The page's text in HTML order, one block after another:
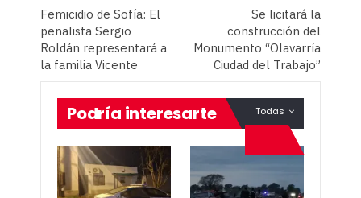
Femicidio de Sofía: El
penalista Sergio
Roldán representará a
la familia Vicente
Se licitará la
construcción del
Monumento “Olavarría
Ciudad del Trabajo”
Todas
Podría interesarte